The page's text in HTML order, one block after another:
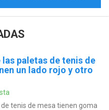
las paletas de tenis de
un lado rojo y otro
tenis de mesa tienen goma